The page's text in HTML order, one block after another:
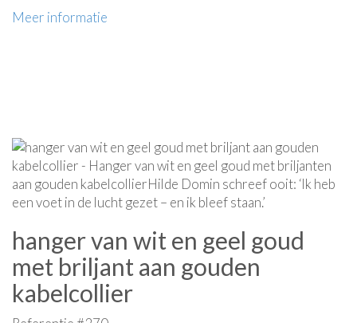
Meer informatie
hanger van wit en geel goud
met briljant aan gouden
kabelcollier